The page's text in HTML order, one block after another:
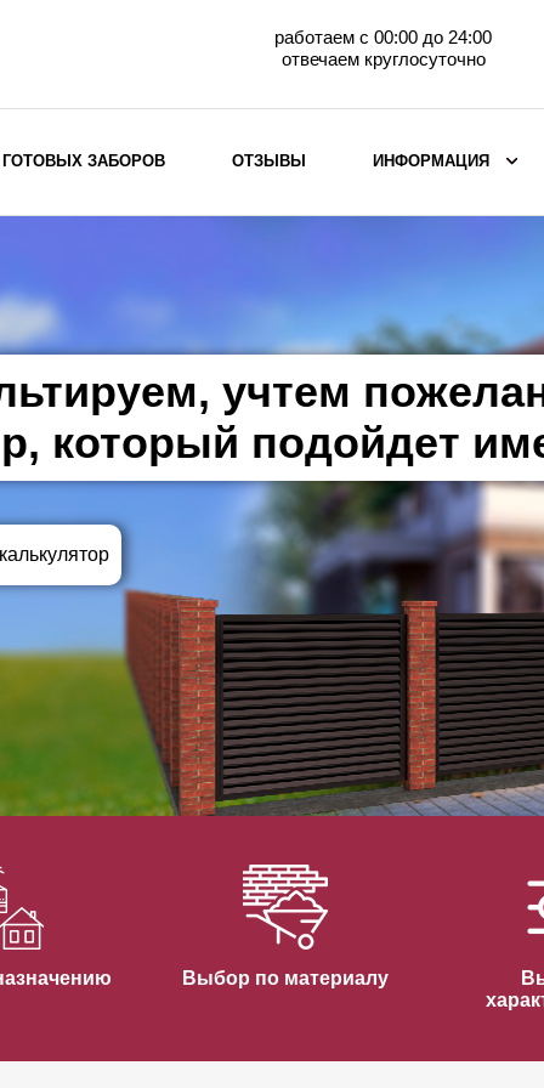
работаем с 00:00 до 24:00
отвечаем круглосуточно
горизонтального
Металлические заборы для дачи
Забор жалюзи с кирпичными столбами
Металлические заборы
Металлические ограждения
ВЫБОР ПО ХАРАКТЕРИСТИКАМ
Горизонтальные заборы
Высокие заборы
Красивые, дизайнерские заборы
ВЫБОР ПО СПОСОБУ МОНТАЖА
Заборы под ключ
Готовые заборы
Быстровозводимые заборы
ЗАБОРОВ ОТЗЫВЫ ИНФОРМАЦИЯ
учтем
который подойдет
Выбор по материалу